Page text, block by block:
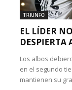
TRIUNFO
EL LÍDER
DESPIERTA
Los albos
en el segundo
mantienen su